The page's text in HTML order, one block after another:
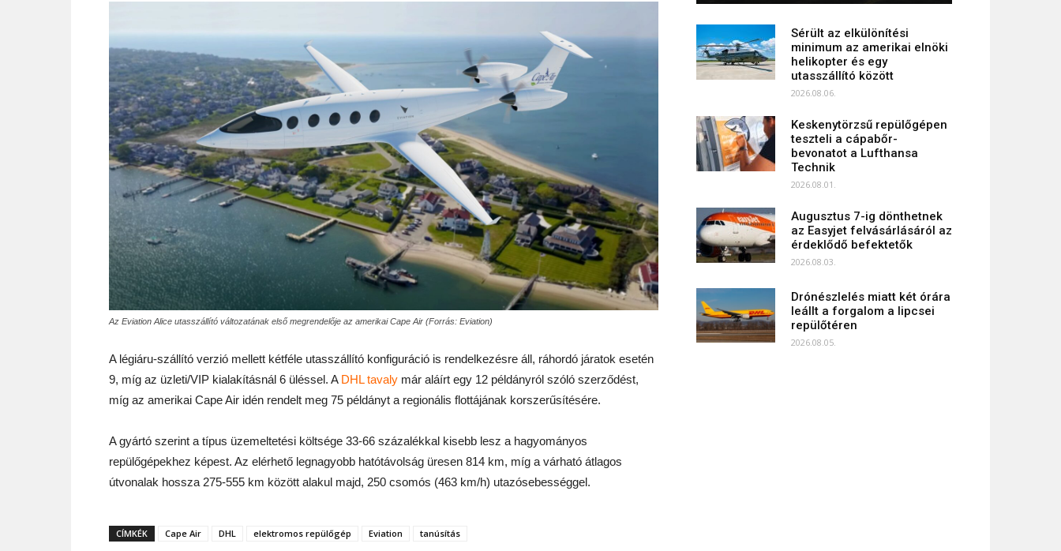
Az Eviation Alice utasszállító változatának első megrendelője az amerikai Cape Air (Forrás: Eviation)
A légiáru-szállító verzió mellett kétféle utasszállító konfiguráció is rendelkezésre áll, ráhordó járatok esetén
9, míg az üzleti/VIP kialakításnál 6 üléssel. A DHL tavaly már aláírt egy 12 példányról szóló szerződést,
míg az amerikai Cape Air idén rendelt meg 75 példányt a regionális flottájának korszerűsítésére.
A gyártó szerint a típus üzemeltetési költsége 33-66 százalékkal kisebb lesz a hagyományos
repülőgépekhez képest. Az elérhető legnagyobb hatótávolság üresen 814 km, míg a várható átlagos
útvonalak hossza 275-555 km között alakul majd, 250 csomós (463 km/h) utazósebességgel.
CÍMKÉK Cape Air DHL elektromos repülőgép Eviation tanúsítás
Sérült az elkülönítési
minimum az amerikai elnöki
helikopter és egy
utasszállító között
2026.08.06.
Keskenytörzsű repülőgépen
teszteli a cápabőr-
bevonatot a Lufthansa
Technik
2026.08.01.
Augusztus 7-ig dönthetnek
az Easyjet felvásárlásáról az
érdeklődő befektetők
2026.08.03.
Drónészlelés miatt két órára
leállt a forgalom a lipcsei
repülőtéren
2026.08.05.